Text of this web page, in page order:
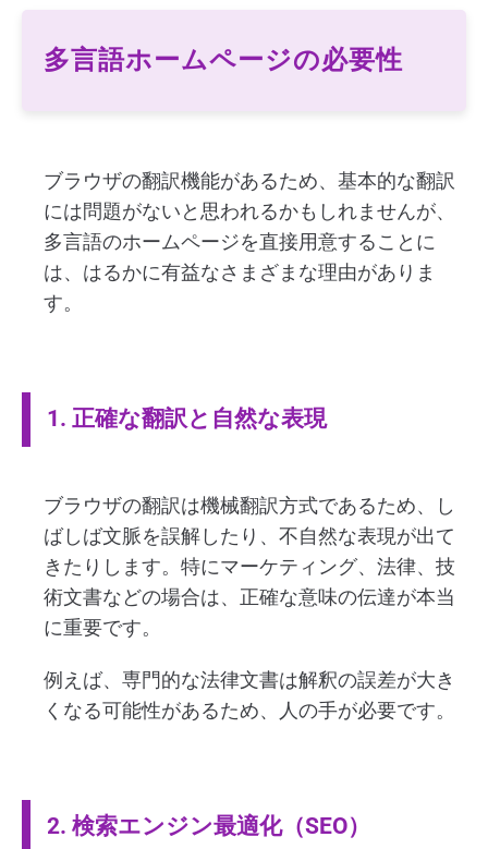
多言語ホームページの必要性
ブラウザの翻訳機能があるため、基本的な翻訳
には問題がないと思われるかもしれませんが、
多言語のホームページを直接用意することに
は、はるかに有益なさまざまな理由がありま
す。
1. 正確な翻訳と自然な表現
ブラウザの翻訳は機械翻訳方式であるため、し
ばしば文脈を誤解したり、不自然な表現が出て
きたりします。特にマーケティング、法律、技
術文書などの場合は、正確な意味の伝達が本当
に重要です。
例えば、専門的な法律文書は解釈の誤差が大き
くなる可能性があるため、人の手が必要です。
2. 検索エンジン最適化（SEO）